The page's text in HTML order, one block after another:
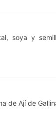
soya y
de Ají de